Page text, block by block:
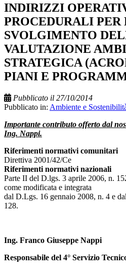
INDIRIZZI
PROCEDURALI PER
SVOLGIMENTO
VALUTAZIONE
STRATEGICA
PIANI E
Pubblicato il 27/10/2014
Pubblicato in: Ambiente e
Importante contributo offerto dal
Ing. Nappi.
Riferimenti normativi comunitari
Direttiva 2001/42/Ce
Riferimenti normativi nazionali
Parte II del D.lgs. 3 aprile 2006, n.
come modificata e integrata
dal D.Lgs. 16 gennaio 2008, n. 4 e
128.
Ing. Franco Giuseppe Nappi
Responsabile del 4° Servizio